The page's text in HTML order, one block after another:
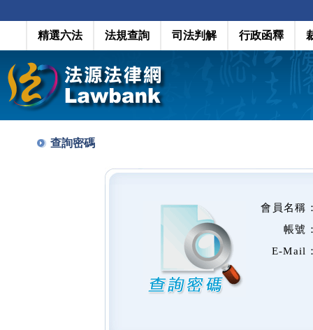
精選六法 法規查詢 司法判解 行政函釋
查詢密碼
會員名稱
帳號
E-Mail